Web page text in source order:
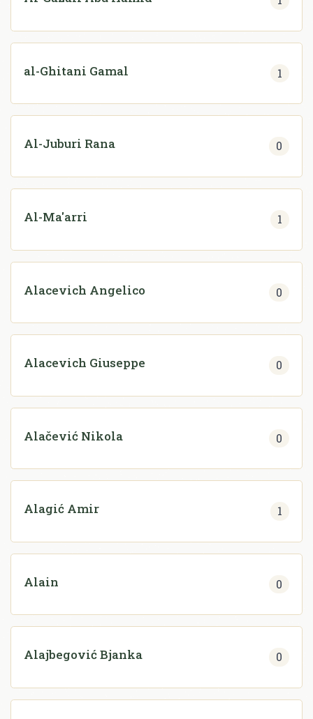
al-Ghitani Gamal 1
Al-Juburi Rana 0
Al-Ma'arri 1
Alacevich Angelico 0
Alacevich Giuseppe 0
Alačević Nikola 0
Alagić Amir 1
Alain 0
Alajbegović Bjanka 0